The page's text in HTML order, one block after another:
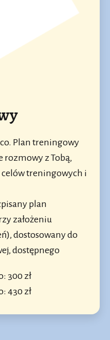
Plan treningowy
rozmowy z Tobą,
treningowych i
plan
założeniu
dostosowany do
dostępnego
300 zł
430 zł